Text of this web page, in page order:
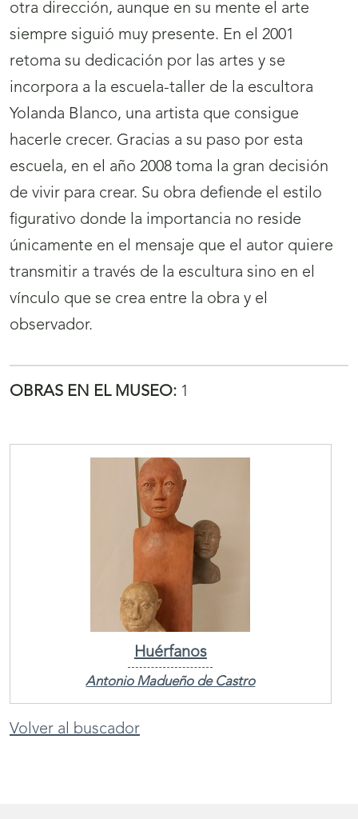
otra dirección, aunque en su mente el arte
siempre siguió muy presente. En el 2001
retoma su dedicación por las artes y se
incorpora a la escuela-taller de la escultora
Yolanda Blanco, una artista que consigue
hacerle crecer. Gracias a su paso por esta
escuela, en el año 2008 toma la gran decisión
de vivir para crear. Su obra defiende el estilo
figurativo donde la importancia no reside
únicamente en el mensaje que el autor quiere
transmitir a través de la escultura sino en el
vínculo que se crea entre la obra y el
observador.
OBRAS EN EL MUSEO: 1
Huérfanos
Antonio Madueño de Castro
Volver al buscador